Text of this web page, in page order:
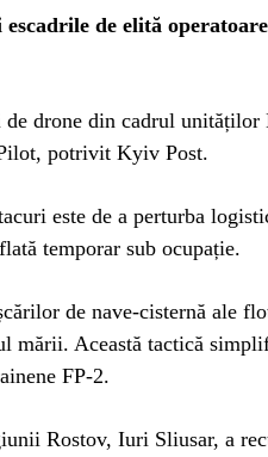
de elită
de drone din cadrul
potrivit Kyiv Post.
este de a perturba
temporar sub ocupație.
de nave-cisternă ale
mării. Această tactică
FP-2.
Rostov, Iuri Sliusar, a